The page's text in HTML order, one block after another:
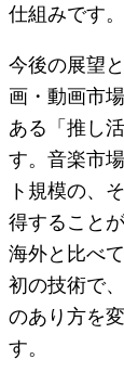
仕組みです。
今後の展望
画・動画市
ある「推し
す。音楽市
ト規模の、
得すること
海外と比べ
初の技術で
のあり方を
す。